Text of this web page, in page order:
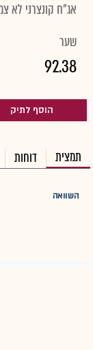
אג"ח קונצרני לא
שער
92.38
הוסף לתיק
תמצית דוחות
השוואה